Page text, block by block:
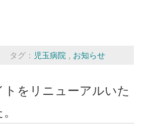
タグ： 児玉病院 , お知らせ
トをリニューアルいた